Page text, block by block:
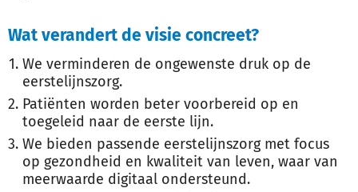
Wat verandert de visie concreet?
We verminderen de ongewenste druk op de
eerstelijnszorg.
Patiënten worden beter voorbereid op en
toegeleid naar de eerste lijn.
We bieden passende eerstelijnszorg met focus
op gezondheid en kwaliteit van leven, waar van
meerwaarde digitaal ondersteund.